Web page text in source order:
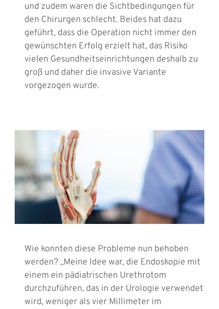
und zudem waren die Sichtbedingungen für
den Chirurgen schlecht. Beides hat dazu
geführt, dass die Operation nicht immer den
gewünschten Erfolg erzielt hat, das Risiko
vielen Gesundheitseinrichtungen deshalb zu
groß und daher die invasive Variante
vorgezogen wurde.
Wie konnten diese Probleme nun behoben
werden? „Meine Idee war, die Endoskopie mit
einem ein pädiatrischen Urethrotom
durchzuführen, das in der Urologie verwendet
wird, weniger als vier Millimeter im